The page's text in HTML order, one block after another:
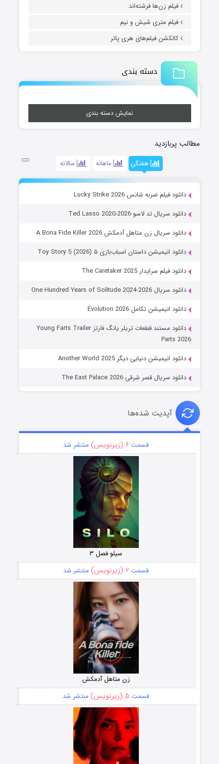
فیلم زن‌ها فرشته‌اند
فیلم متری شیش و نیم
کالکشن فیلم‌های هری پاتر
دسته بندی
نمایش دسته بندی
مطالب پربازدید
هفتگی ماهانه سالانه
دانلود فیلم ضربه شانس Lucky Strike 2026
دانلود سریال تد لاسو Ted Lasso 2020-2026
دانلود سریال زن متاهل آدمکش A Bona Fide Killer 2026
دانلود انیمیشن داستان اسباب‌بازی ۵ Toy Story 5 (2026)
دانلود فیلم سرایدار The Caretaker 2025
دانلود سریال One Hundred Years of Solitude 2024-2026
دانلود انیمیشن تکامل Evolution 2026
دانلود مستند قطعات تریلر یانگ فارتز Young Farts Trailer
Parts 2026
دانلود انیمیشن دنیایی دیگر Another World 2025
دانلود سریال قصر شرقی The East Palace 2026
آپدیت شده‌ها
قسمت ۶ (زیرنویس) منتشر شد
سیلو فصل ۳
قسمت ۲ (زیرنویس) منتشر شد
زن متاهل آدمکش
قسمت ۵ (زیرنویس) منتشر شد